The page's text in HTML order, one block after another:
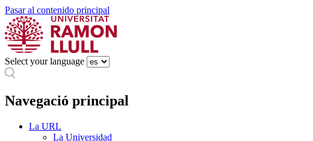
Pasar al contenido principal
Select your language
Navegació principal
La URL
La Universidad